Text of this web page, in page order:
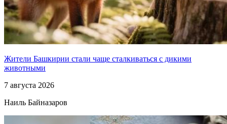
Жители Башкирии стали чаще сталкиваться с дикими
животными
7 августа 2026
Наиль Байназаров